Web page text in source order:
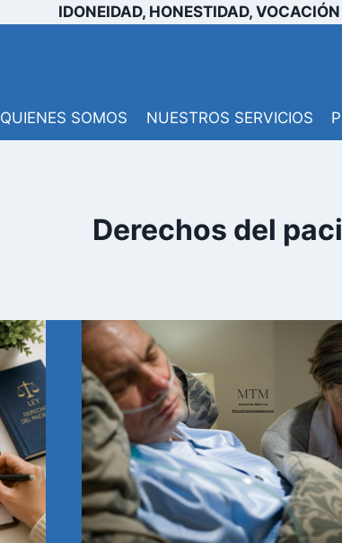
IDONEIDAD, HONESTIDAD,
QUIENES SOMOS NUESTROS SERVICIOS
Derechos del